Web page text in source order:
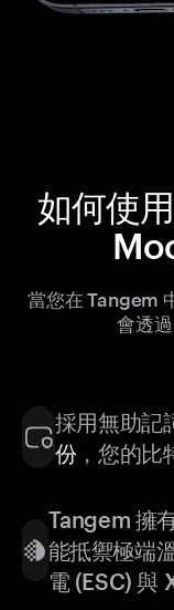
如何使
當您在 Tangem
會透
採用無助記
份，您的比
Tangem 擁
能抵禦極端
電 (ESC) 與